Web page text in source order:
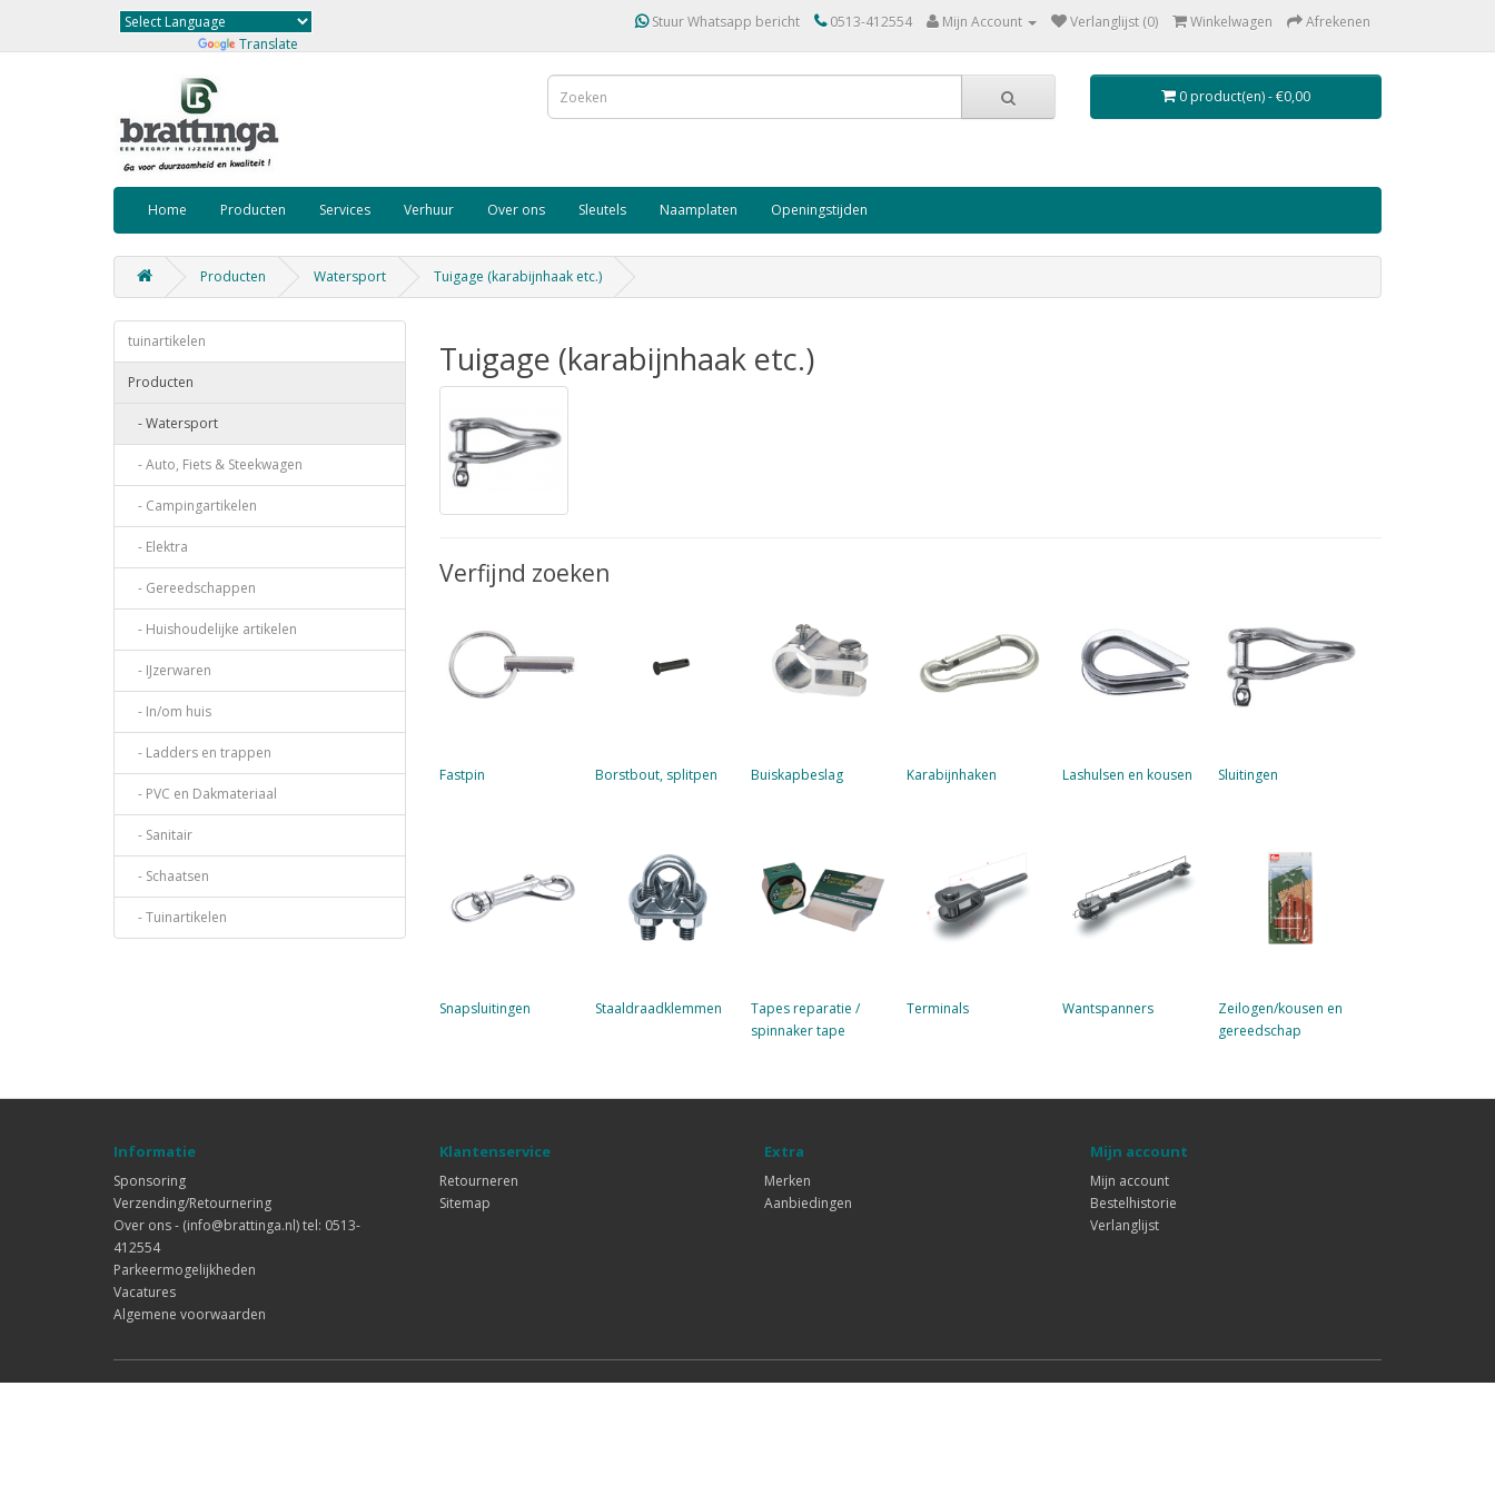
Translate
Stuur Whatsapp bericht 0513-412554 Mijn Account Verlanglijst (0) Winkelwagen Afrekenen
0 product(en) - €0,00
Home Producten Services Verhuur Over ons Sleutels Naamplaten Openingstijden
Producten Watersport Tuigage (karabijnhaak etc.)
tuinartikelen
Producten
- Watersport
- Auto, Fiets & Steekwagen
- Campingartikelen
- Elektra
- Gereedschappen
- Huishoudelijke artikelen
- IJzerwaren
- In/om huis
- Ladders en trappen
- PVC en Dakmateriaal
- Sanitair
- Schaatsen
- Tuinartikelen
Tuigage (karabijnhaak etc.)
Verfijnd zoeken
Fastpin Borstbout, splitpen Buiskapbeslag Karabijnhaken Lashulsen en kousen Sluitingen
Snapsluitingen Staaldraadklemmen
Tapes reparatie /
spinnaker tape
Terminals Wantspanners
Zeilogen/kousen en
gereedschap
Informatie
Sponsoring
Verzending/Retournering
Over ons - (info@brattinga.nl) tel: 0513-
412554
Parkeermogelijkheden
Vacatures
Algemene voorwaarden
Klantenservice
Retourneren
Sitemap
Extra
Merken
Aanbiedingen
Mijn account
Mijn account
Bestelhistorie
Verlanglijst